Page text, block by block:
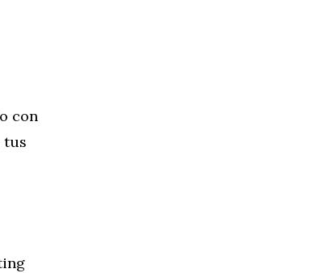
con
tus